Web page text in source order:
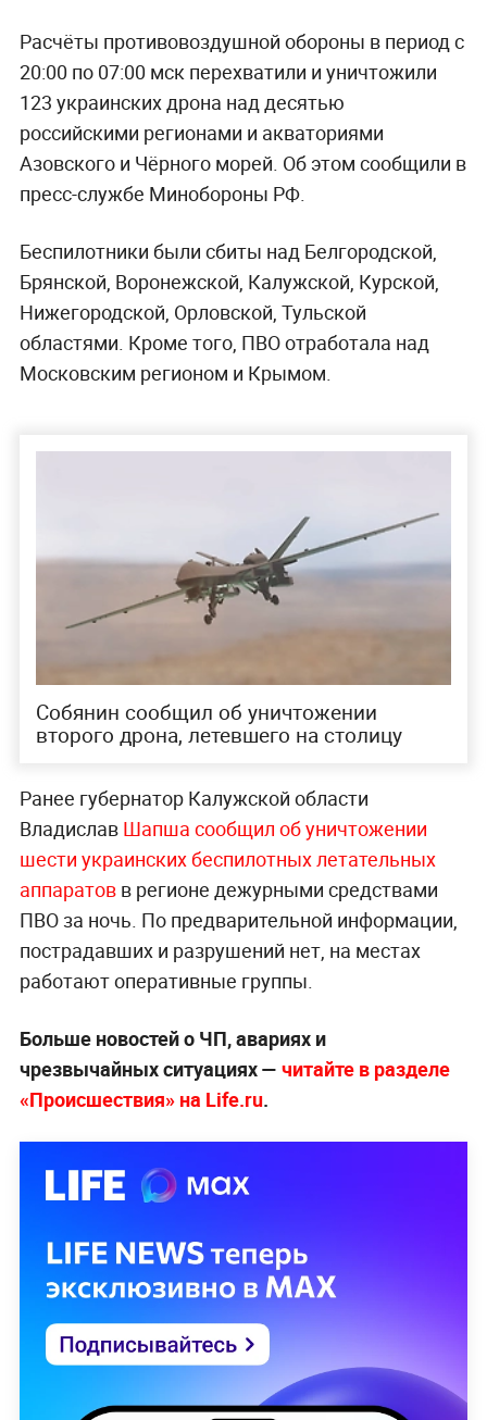
Расчёты противовоздушной обороны в период с
20:00 по 07:00 мск перехватили и уничтожили
123 украинских дрона над десятью
российскими регионами и акваториями
Азовского и Чёрного морей. Об этом сообщили в
пресс-службе Минобороны РФ.
Беспилотники были сбиты над Белгородской,
Брянской, Воронежской, Калужской, Курской,
Нижегородской, Орловской, Тульской
областями. Кроме того, ПВО отработала над
Московским регионом и Крымом.
Собянин сообщил об уничтожении
второго дрона, летевшего на столицу
Ранее губернатор Калужской области
Владислав Шапша сообщил об уничтожении
шести украинских беспилотных летательных
аппаратовв регионе дежурными средствами
ПВО за ночь. По предварительной информации,
пострадавших и разрушений нет, на местах
работают оперативные группы.
Больше новостей о ЧП, авариях и
чрезвычайных ситуациях — читайте в разделе
«Происшествия» на Life.ru.